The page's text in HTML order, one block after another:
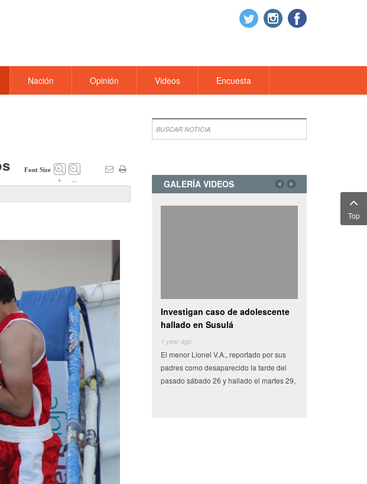
Nación Opinión Videos Encuesta
Font Size
+ – GALERÍA VIDEOS
Investigan caso de adolescente
hallado en Susulá
1 year ago
El menor Lionel V.A., reportado por sus
padres como desaparecido la tarde del
pasado sábado 26 y hallado el martes 29,
Camioneta con vegetales choca y
se vuelva en centro de
Miles de pesos en frutas y verduras que
tenían como destino el municipio de
Conkal se perdieron en un siniestro vial
Top